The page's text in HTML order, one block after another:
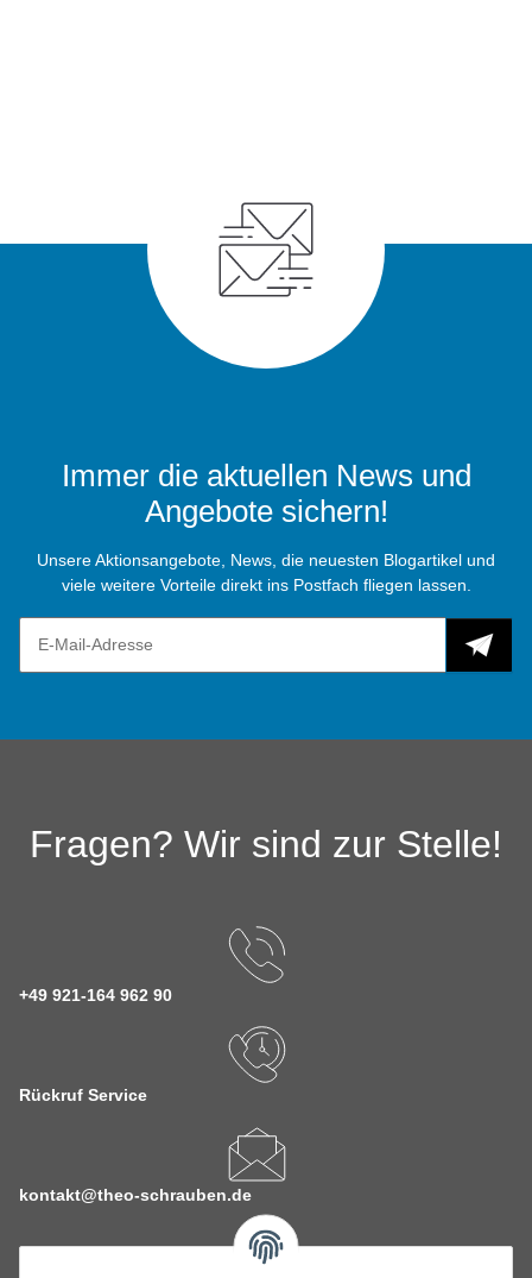
Immer die aktuellen News und
Angebote sichern!
Unsere Aktionsangebote, News, die neuesten Blogartikel und
viele weitere Vorteile direkt ins Postfach fliegen lassen.
Fragen? Wir sind zur Stelle!
+49 921-164 962 90
Rückruf Service
kontakt@theo-schrauben.de